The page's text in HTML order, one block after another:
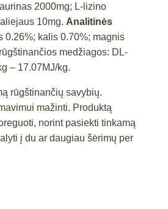
2000mg; L-lizino
10mg. Analitinės
0.26%; kalis 0.70%; magnis
medžiagos: DL-
– 17.07MJ/kg.
rūgštinančių savybių.
mažinti. Produktą
norint pasiekti tinkamą
į du ar daugiau šėrimų per